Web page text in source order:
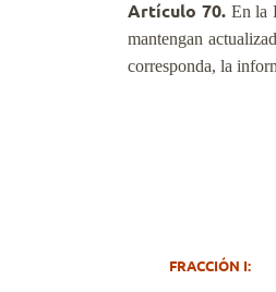
Artículo 70.En la
mantengan
corresponda, la
FRACCIÓN I: